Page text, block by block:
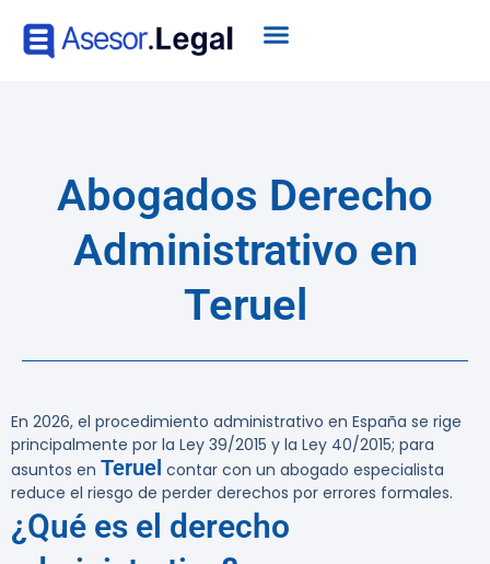
Abogados Derecho
Administrativo en
Teruel
En 2026, el procedimiento administrativo en España se rige
principalmente por la Ley 39/2015 y la Ley 40/2015; para
asuntos en Teruel contar con un abogado especialista
reduce el riesgo de perder derechos por errores formales.
¿Qué es el derecho